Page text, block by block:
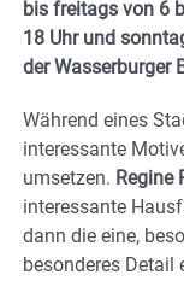
bis freitags von 6
18 Uhr und
der Wasserburger
Während eines
interessante
umsetzen. Regine
interessante
dann die eine,
besonderes Detail